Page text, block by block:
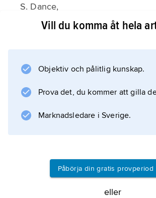
S. Dance,
The World of Earl Hines
Vill du komma åt hela
Objektiv och pålitlig kunskap.
Prova det, du kommer att gilla
Marknadsledare i Sverige.
Påbörja din gratis provperiod
eller